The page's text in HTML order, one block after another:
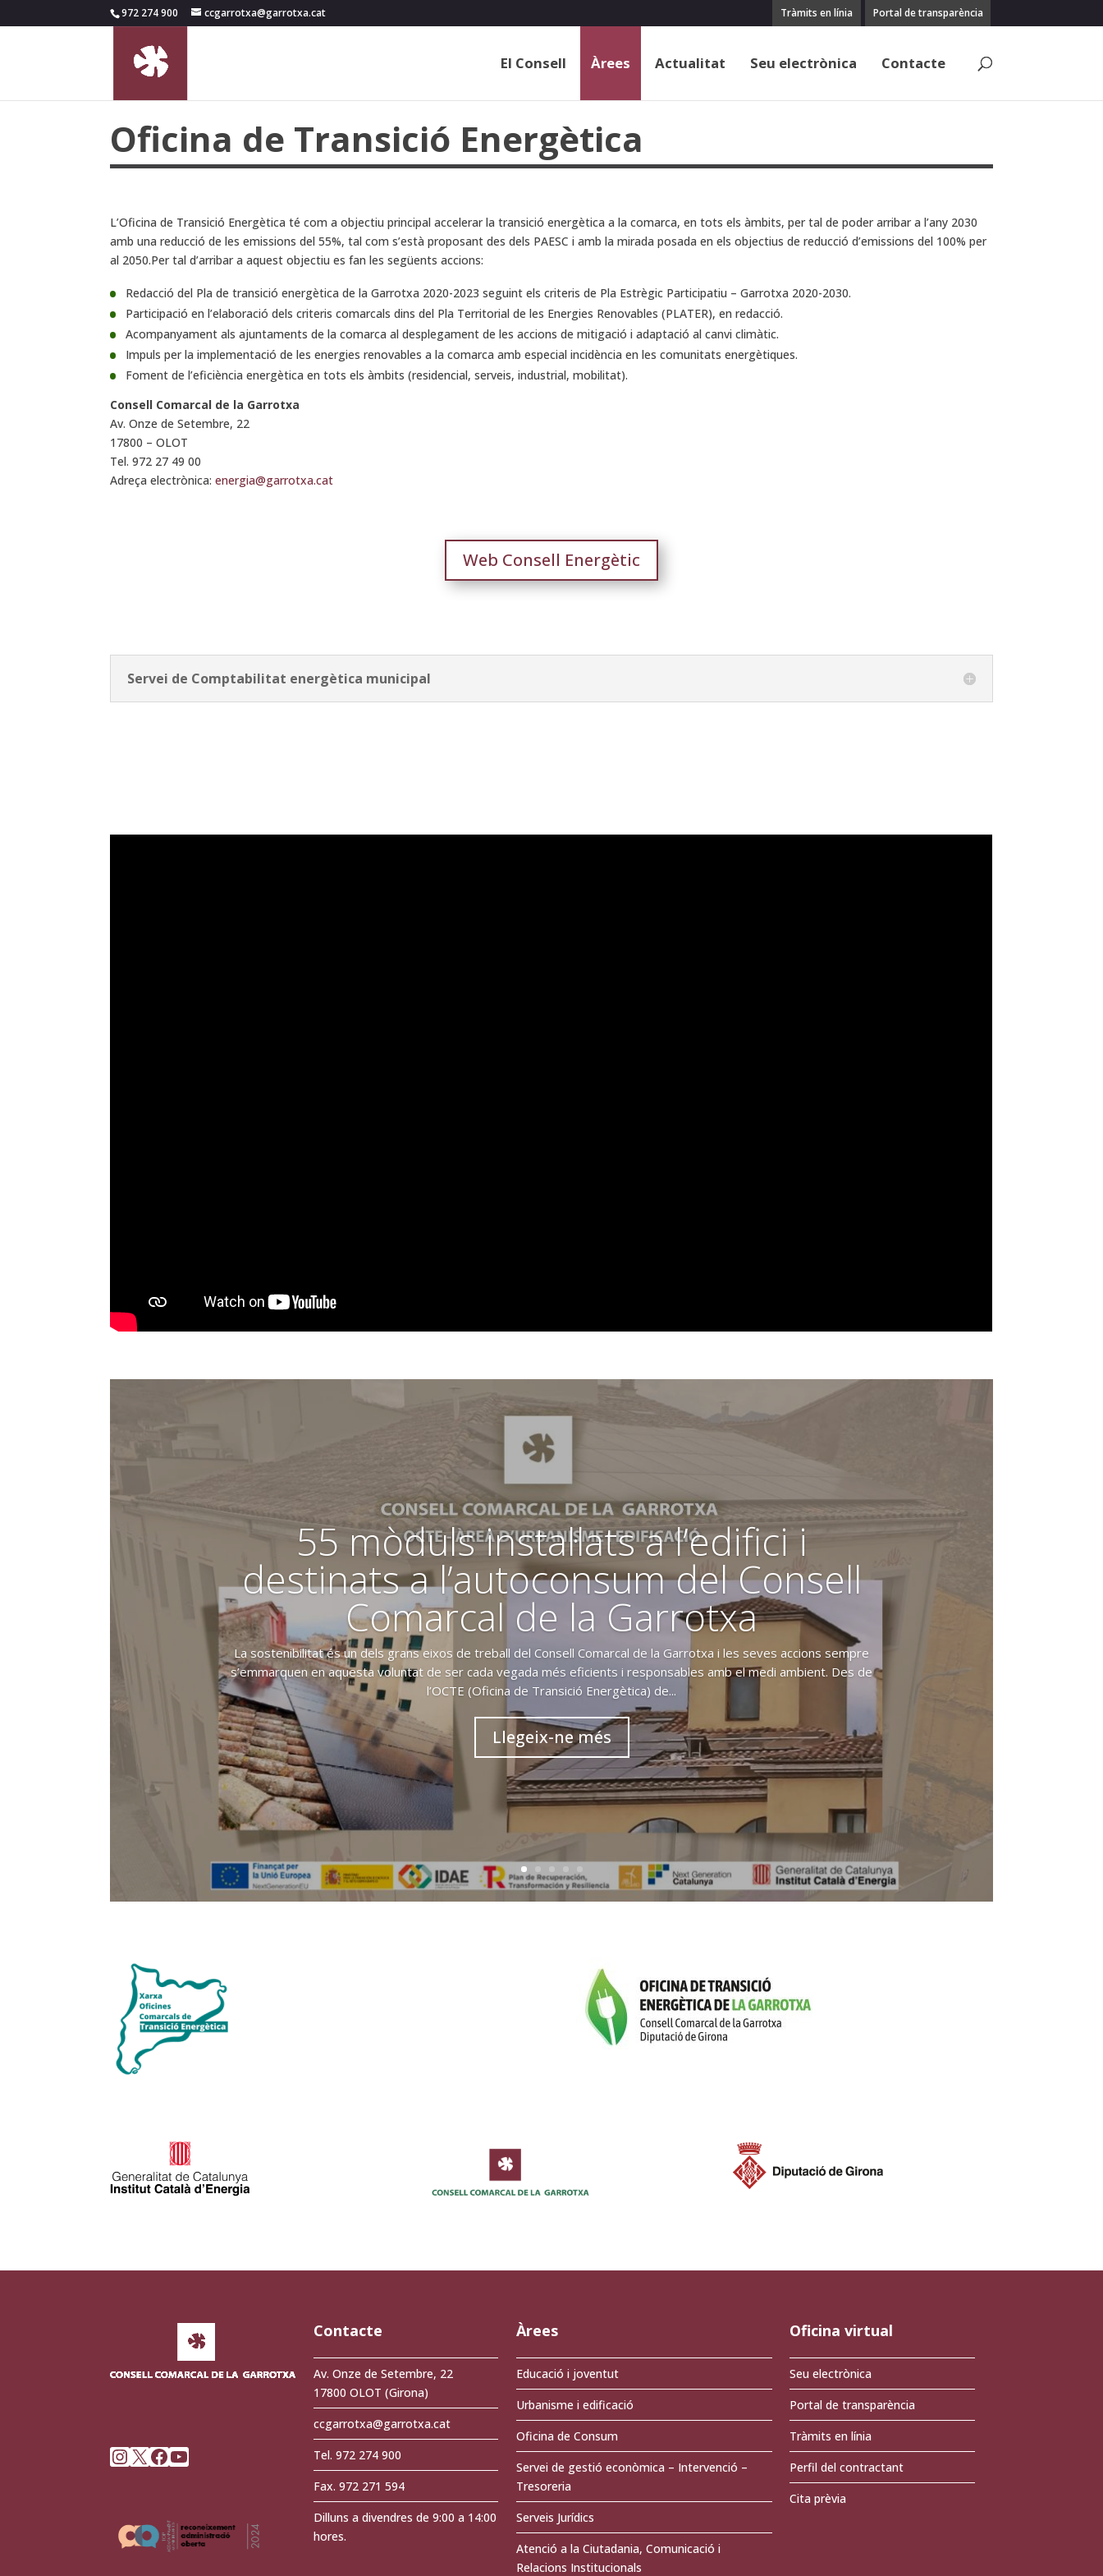
Tràmits en línia Portal de transparència
972 274 900 ccgarrotxa@garrotxa.cat
El Consell Àrees Actualitat Seu electrònica Contacte
Oficina de Transició Energètica
L’Oficina de Transició Energètica té com a objectiu principal accelerar la transició energètica a la comarca, en tots els àmbits, per tal de poder arribar a l’any 2030
amb una reducció de les emissions del 55%, tal com s’està proposant des dels PAESC i amb la mirada posada en els objectius de reducció d’emissions del 100% per
al 2050.Per tal d’arribar a aquest objectiu es fan les següents accions:
Redacció del Pla de transició energètica de la Garrotxa 2020-2023 seguint els criteris de Pla Estrègic Participatiu – Garrotxa 2020-2030.
Participació en l’elaboració dels criteris comarcals dins del Pla Territorial de les Energies Renovables (PLATER), en redacció.
Acompanyament als ajuntaments de la comarca al desplegament de les accions de mitigació i adaptació al canvi climàtic.
Impuls per la implementació de les energies renovables a la comarca amb especial incidència en les comunitats energètiques.
Foment de l’eficiència energètica en tots els àmbits (residencial, serveis, industrial, mobilitat).
Consell Comarcal de la Garrotxa
Av. Onze de Setembre, 22
17800 – OLOT
Tel. 972 27 49 00
Adreça electrònica:energia@garrotxa.cat
Web Consell Energètic
Servei de Comptabilitat energètica municipal
55 mòduls instal·lats a l’edifici i
destinats a l’autoconsum del Consell
Comarcal de la Garrotxa
La sostenibilitat és un dels grans eixos de treball del Consell Comarcal de la Garrotxa i les seves accions sempre
s’emmarquen en aquesta voluntat de ser cada vegada més eficients i responsables amb el medi ambient. Des de
l’OCTE (Oficina de Transició Energètica) de...
Llegeix-ne més
Instagram
X Facebook
YouTube
Contacte
Av. Onze de Setembre, 22
17800 OLOT (Girona)
ccgarrotxa@garrotxa.cat
Tel. 972 274 900
Fax. 972 271 594
Dilluns a divendres de 9:00 a 14:00
hores.
Àrees
Educació i joventut
Urbanisme i edificació
Oficina de Consum
Servei de gestió econòmica – Intervenció –
Tresoreria
Serveis Jurídics
Atenció a la Ciutadania, Comunicació i
Relacions Institucionals
Oficina virtual
Seu electrònica
Portal de transparència
Tràmits en línia
Perfil del contractant
Cita prèvia